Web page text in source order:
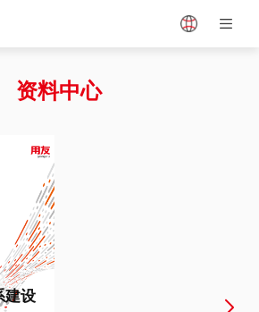
Vietnam
资料中心
建设